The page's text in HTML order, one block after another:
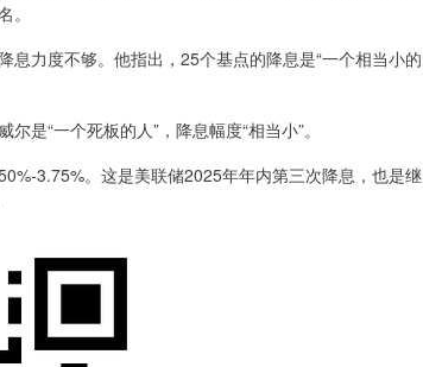
力度不够。他指出，25个基点的降息是“一个相当小的
“一个死板的人”，降息幅度“相当小”。
3.75%。这是美联储2025年年内第三次降息，也是继